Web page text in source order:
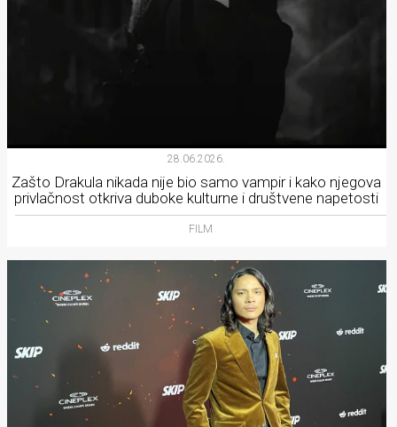
28.06.2026.
Zašto Drakula nikada nije bio samo vampir i kako njegova
privlačnost otkriva duboke kulturne i društvene napetosti
FILM